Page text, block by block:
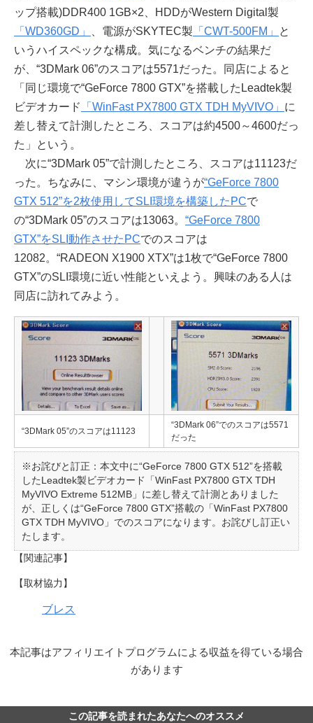
ップ搭載)DDR400 1GB×2、HDDがWestern Digital製
「WD360GD」
、電源がSKYTEC製 「CWT-500FM」
と
いうハイスペックな構成。気になるベンチの結果だ
が、“3DMark 06”のスコアは5571だった。同店によると
「同じ環境で“GeForce 7800 GTX”を搭載したLeadtek製
ビデオカード
「WinFast PX7800 GTX TDH MyVIVO」 に
差し替えて計測したところ、スコアは約4500～4600だっ
た」という。
次に“3DMark 05”で計測したところ、スコアは11123だ
った。ちなみに、マシン環境が違うが“GeForce 7800
GTX 512”を2枚使用してSLI環境を構築したPCで
の“3DMark 05”のスコアは13063。 “GeForce 7800
GTX”をSLI動作させたPCでのスコアは
12082。“RADEON X1900 XTX”は1枚で“GeForce 7800
GTX”のSLI環境に近い性能といえよう。興味のある人は
同店に訪れてみよう。
“3DMark 05”のスコアは11123
“3DMark 06”でのスコアは5571
だった
※お詫びと訂正：本文中に“GeForce 7800 GTX 512”を搭載
したLeadtek製ビデオカード「WinFast PX7800 GTX TDH
MyVIVO Extreme 512MB」に差し替えて計測とありました
が、正しくは“GeForce 7800 GTX”搭載の「WinFast PX7800
GTX TDH MyVIVO」でのスコアになります。お詫びし訂正い
たします。
【関連記事】
【取材協力】
ブレス
本記事はアフィリエイトプログラムによる収益を得ている場合
があります
この記事を読まれたあなたへのオススメ